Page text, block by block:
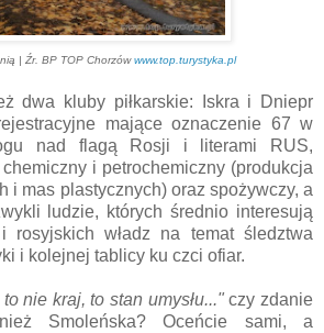
| Źr. BP TOP Chorzówwww.top.turystyka.pl
dwa kluby piłkarskie: Iskra i Dniepr
mające oznaczenie 67 w
nad flagą Rosji i literami RUS,
chemiczny i petrochemiczny (produkcja
i mas plastycznych) oraz spożywczy, a
ludzie, których średnio interesują
rosyjskich władz na temat śledztwa
i kolejnej tablicy ku czci ofiar.
nie kraj, to stan umysłu..."czy zdanie
Smoleńska? Oceńcie sami, a